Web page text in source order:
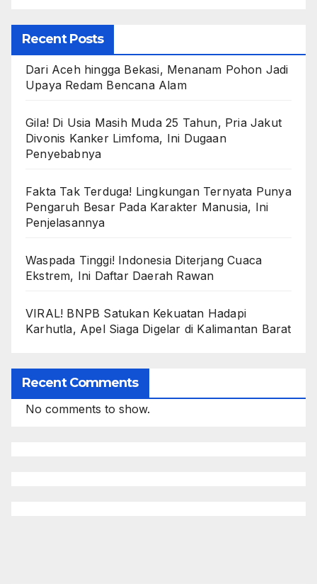
Recent Posts
Dari Aceh hingga Bekasi, Menanam Pohon Jadi
Upaya Redam Bencana Alam
Gila! Di Usia Masih Muda 25 Tahun, Pria Jakut
Divonis Kanker Limfoma, Ini Dugaan
Penyebabnya
Fakta Tak Terduga! Lingkungan Ternyata Punya
Pengaruh Besar Pada Karakter Manusia, Ini
Penjelasannya
Waspada Tinggi! Indonesia Diterjang Cuaca
Ekstrem, Ini Daftar Daerah Rawan
VIRAL! BNPB Satukan Kekuatan Hadapi
Karhutla, Apel Siaga Digelar di Kalimantan Barat
Recent Comments
No comments to show.